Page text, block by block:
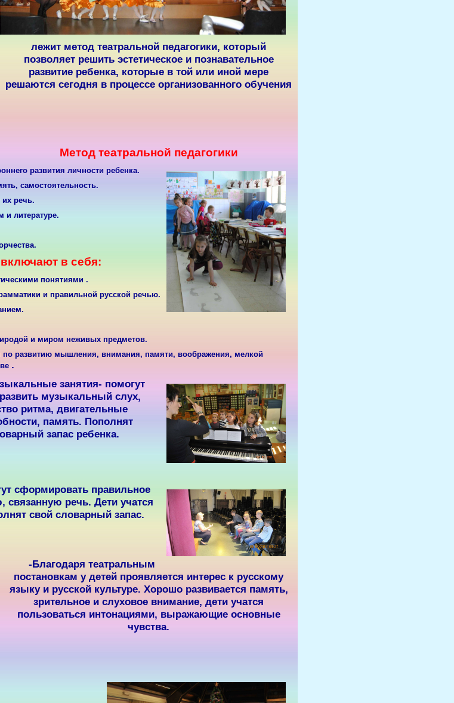
лежит метод театральной педагогики, который
позволяет решить эстетическое и познавательное
развитие ребенка, которые в той или иной мере
решаются сегодня в процессе организованного обучения
Метод театральной педагогики
развития личности ребенка.
самостоятельность.
их речь.
и литературе.
в себя:
понятиями .
и правильной русской речью.
и миром неживых предметов.
по развитию мышления, внимания, памяти, воображения, мелкой
.
занятия- помогут
музыкальный слух,
ритма, двигательные
память. Пополнят
запас ребенка.
сформировать правильное
речь. Дети учатся
свой словарный запас.
-Благодаря театральным
постановкам у детей проявляется интерес к русскому
языку и русской культуре. Хорошо развивается память,
зрительное и слуховое внимание, дети учатся
пользоваться интонациями, выражающие основные
чувства.